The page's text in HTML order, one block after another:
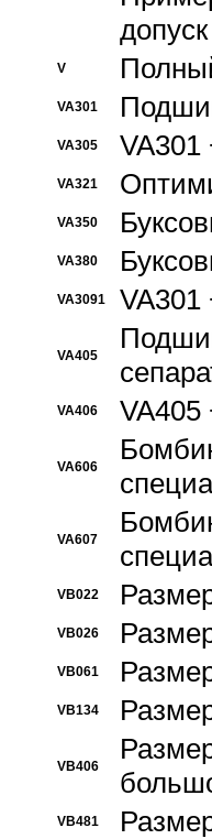
V
VA301
VA305 VA301
VA321
VA350
VA380
VA3091 VA301
VA405
VA406 VA405
VA606
VA607
VB022
VB026
VB061
VB134
VB406
VB481